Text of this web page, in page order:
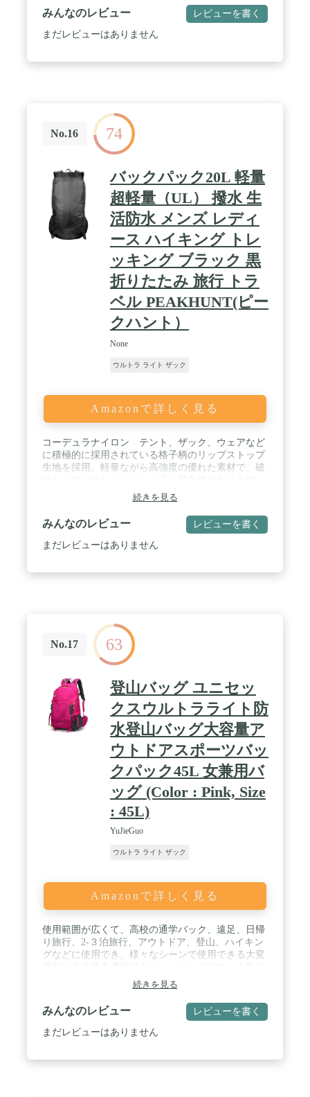
まで保持します。 / クイックアクセス メインコンパ
ートメント ハーバッグにインスパイアされたデザイ
ンからホールドオーバー。内部のセキュリティポケ
デイジーチェーン。
みんなのレビュー レビューを書く
まだレビューはありません
No.16 74
バックパック20L 軽量
超軽量（UL） 撥水 生
活防水 メンズ レディ
ース ハイキング トレ
ッキング ブラック 黒
折りたたみ 旅行 トラ
ベル PEAKHUNT(ピー
クハント）
None
ウルトラ ライト ザック
Amazonで詳しく見る
コーデュラナイロン テント、ザック、ウェアなど
に積極的に採用されている格子柄のリップストップ
生地を採用。軽量ながら高強度の優れた素材で、破
ウルトラライト（UL）バックパック（本体約
260g）登山やハイキングにおいて重量は徐々に足腰
の負担を増やすので軽量化が必須です / 止水ファス
ナーを使用。突然の雨でも防水加工されているた
め、大切な衣類やバッテリーなどの電子機器が濡れ
にピッタリ★ / 身長160cm＝少し大きめ 身長170cm
＝ちょうど良い 身長180cm＝少し小さめ
続きを見る
みんなのレビュー レビューを書く
まだレビューはありません
No.17 63
登山バッグ ユニセッ
クスウルトラライト防
水登山バッグ大容量ア
ウトドアスポーツバッ
クパック45L 女兼用バ
ッグ (Color : Pink, Size
: 45L)
YuJieGuo
ウルトラ ライト ザック
Amazonで詳しく見る
使用範囲が広くて、高校の通学バック、遠足、日帰
り旅行、2-３泊旅行、アウトドア、登山、ハイキン
グなどに使用でき、様々なシーンで使用できる大変
旅である、その為に、一つを用意しましょう / サイ
ズ：45L：33 X 23 X 57センチメートル、材質：高品
質のナイロン+ポリエステル材料で作られ、表面を
有する撥水機能、優れた防水性及び防湿性能、強力
な摩耗及び引き裂き抵抗、および強いしわ抵抗 / 快
続きを見る
みんなのレビュー レビューを書く
まだレビューはありません